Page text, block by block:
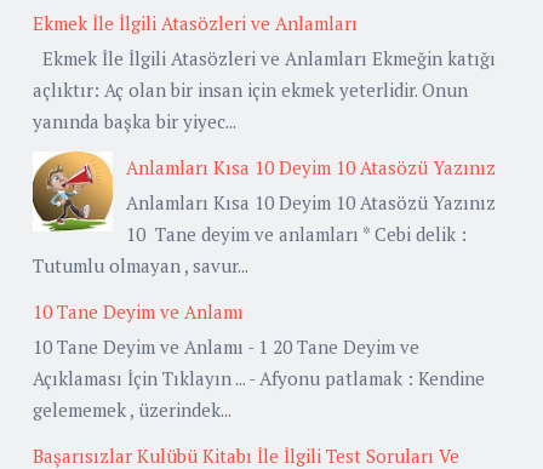
Ekmek İle İlgili Atasözleri ve Anlamları
Ekmek İle İlgili Atasözleri ve Anlamları Ekmeğin katığı
açlıktır: Aç olan bir insan için ekmek yeterlidir. Onun
yanında başka bir yiyec...
Anlamları Kısa 10 Deyim 10 Atasözü Yazınız
Anlamları Kısa 10 Deyim 10 Atasözü Yazınız
10 Tane deyim ve anlamları * Cebi delik :
Tutumlu olmayan , savur...
10 Tane Deyim ve Anlamı
10 Tane Deyim ve Anlamı - 1 20 Tane Deyim ve
Açıklaması İçin Tıklayın ... - Afyonu patlamak : Kendine
gelememek , üzerindek...
Başarısızlar Kulübü Kitabı İle İlgili Test Soruları Ve